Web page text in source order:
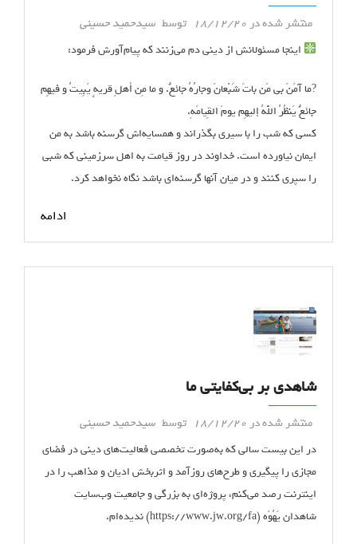
منتشر شده در18/12/20 توسط سیدحمید حسینی
اینجا مسئولانش از دینی دم می‌زنند که پیام‌آورش فرمود:
?ما آمَنَ‏ بی مَن باتَ شَبْعانَ وجارُهُ جائعٌ. و ما مِن أهلِ قریهٍ یَبِیتُ و فیهِم
جائعٌ یَنظُرُ اللَّهُ إلیهِم یومَ القِیامَهِ.
کسی که شب را با سیری بگذراند و همسایه‌اش گرسنه باشد به من
ایمان نیاورده است. خداوند در روز قیامت به اهل سرزمینی که شبی
را سپری کنند و در میان آنها گرسنه‌ای باشد نگاه نخواهد کرد.
ادامه
شاهدی بر بی‌کفایتی ما
منتشر شده در18/12/20 توسط سیدحمید حسینی
در این بیست سالی که به‌‌صورت تخصصی فعالیت‌های دینی در فضای
مجازی را پیگیری و طرح‌های روزآمد و اثربخش ادیان و مذاهب را در
اینترنت رصد می‌کنم، پروژه‌ای به بزرگی و جامعیت وب‌سایت
شاهدان یَهُوَه (https://www.jw.org/fa) ندیده‌ام.